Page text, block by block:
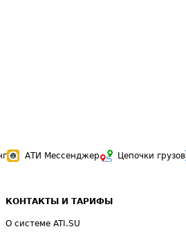
АТИ Мессенджер Цепочки грузов
КОНТАКТЫ И ТАРИФЫ
О системе ATI.SU